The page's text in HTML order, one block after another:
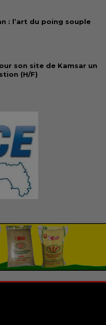
: l’art du poing souple
son site de Kamsar un
(H/F)